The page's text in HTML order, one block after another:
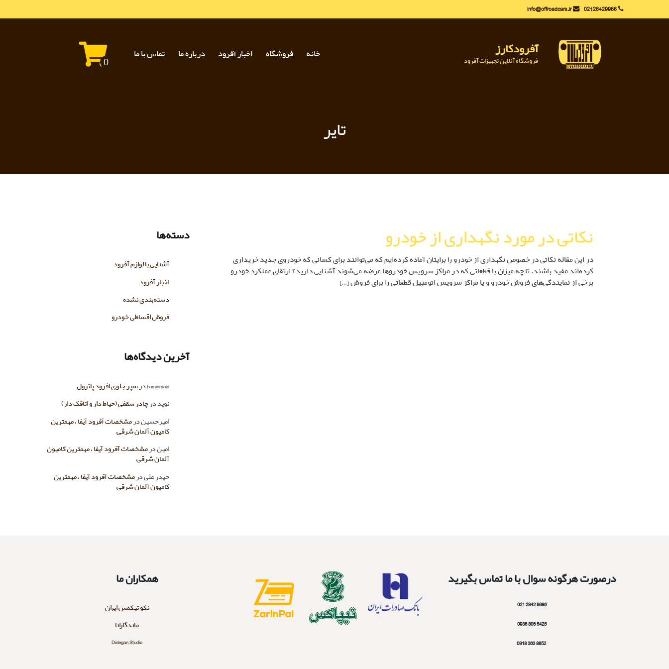
to
02128429986
info@offroadcars.ir
آفرودکارز
فروشگاه آنلاین تجهیزات آفرود
خانه فروشگاه اخبار آفرود درباره ما تماس با ما 0
تایر
نکاتی در مورد نگهداری از خودرو
در این مقاله نکاتی در خصوص نگهداری از خودرو را برایتان آماده کرده‌ایم که می‌توانند برای کسانی که خودروی جدید خریداری
کرده‌اند مفید باشند. تا چه میزان با قطعاتی که در مراکز سرویس خودروها عرضه می‌شوند آشنایی دارید؟ ارتقای عملکرد خودرو
برخی از نمایندگی‌های فروش خودرو و یا مراکز سرویس اتومبیل قطعاتی را برای فروش […]
دسته‌ها
آشنایی با لوازم آفرود
اخبار آفرود
دسته‌بندی نشده
فروش اقساطی خودرو
آخرین دیدگاه‌ها
hamidmajdدرسپر جلوی افرود پاترول
نویددرچادر سقفی (حیاط دار و اتاقک دار)
امیرحسیندرمشخصات آفرود آیفا ، مهمترین
کامیون آلمان شرقی
امیندرمشخصات آفرود آیفا ، مهمترین کامیون
آلمان شرقی
حیدر علیدر مشخصات آفرود آیفا ، مهمترین
کامیون آلمان شرقی
درصورت هرگونه سوال با ما تماس بگیرید
9986 2842 021
5425 806 0936
8852 363 0918
همکاران ما
نکو تیکمس ایران
ماندگارانا
Didegan Studio